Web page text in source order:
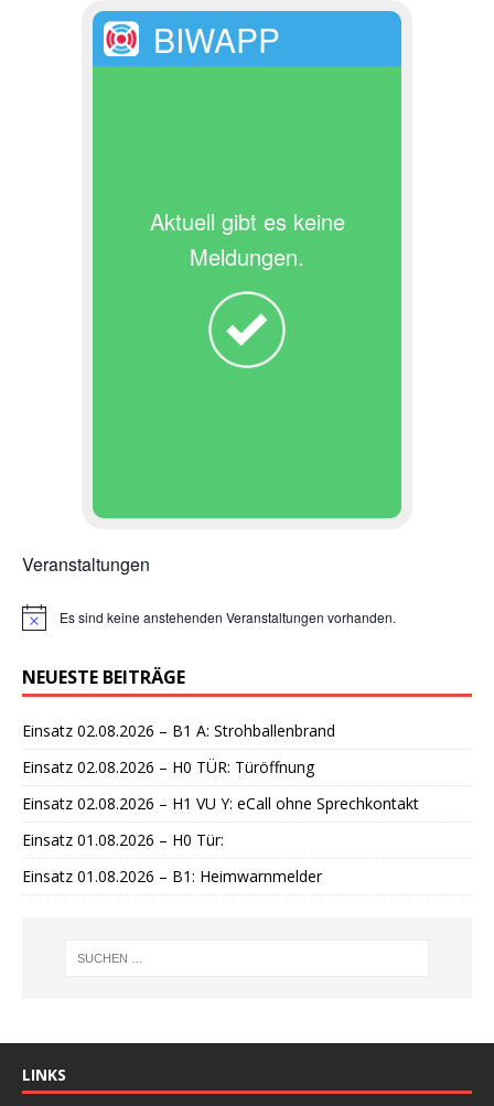
BIWAPP
Aktuell gibt es keine
Meldungen.
Veranstaltungen
H
w
e
s
Es sind keine anstehenden Veranstaltungen vorhanden.
NEUESTE BEITRÄGE
Einsatz 02.08.2026 – B1 A: Strohballenbrand
Einsatz 02.08.2026 – H0 TÜR: Türöffnung
Einsatz 02.08.2026 – H1 VU Y: eCall ohne Sprechkontakt
Einsatz 01.08.2026 – H0 Tür:
Einsatz 01.08.2026 – B1: Heimwarnmelder
LINKS